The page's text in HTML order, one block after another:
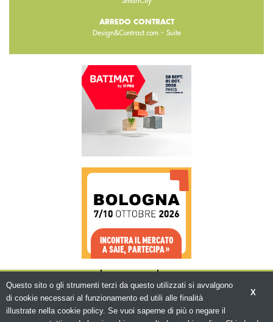
ARREDO CONTRACT
Design&Contract.com- Suite
X
Questo sito o gli strumenti terzi da questo utilizzati si avvalgono
di cookie necessari al funzionamento ed utili alle finalità
illustrate nella cookie policy. Se vuoi saperne di più o negare il